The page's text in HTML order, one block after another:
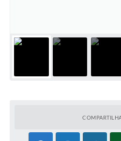
Agência do Trabalhador
Cadastro para Castração
Imprensa